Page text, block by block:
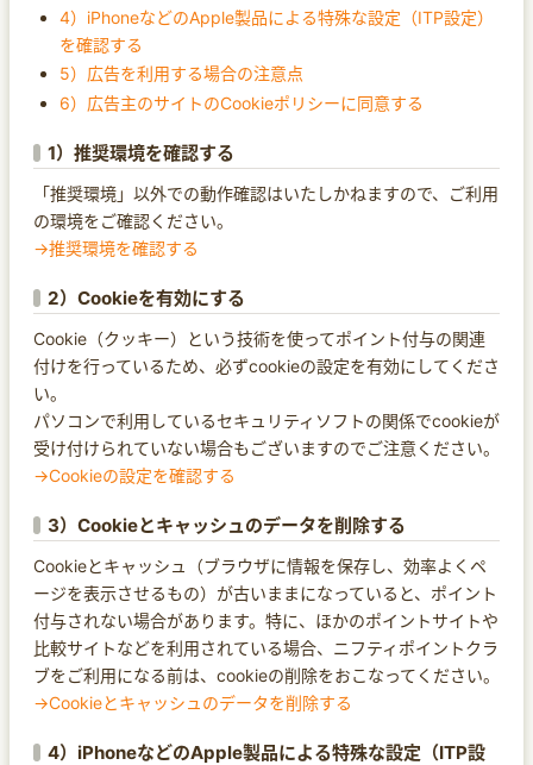
4）iPhoneなどのApple製品による特殊な設定（ITP設定）
を確認する
5）広告を利用する場合の注意点
6）広告主のサイトのCookieポリシーに同意する
1）推奨環境を確認する
「推奨環境」以外での動作確認はいたしかねますので、ご利用
の環境をご確認ください。
→推奨環境を確認する
2）Cookieを有効にする
Cookie（クッキー）という技術を使ってポイント付与の関連
付けを行っているため、必ずcookieの設定を有効にしてくださ
い。
パソコンで利用しているセキュリティソフトの関係でcookieが
受け付けられていない場合もございますのでご注意ください。
→Cookieの設定を確認する
3）Cookieとキャッシュのデータを削除する
Cookieとキャッシュ（ブラウザに情報を保存し、効率よくペ
ージを表示させるもの）が古いままになっていると、ポイント
付与されない場合があります。特に、ほかのポイントサイトや
比較サイトなどを利用されている場合、ニフティポイントクラ
ブをご利用になる前は、cookieの削除をおこなってください。
→Cookieとキャッシュのデータを削除する
4）iPhoneなどのApple製品による特殊な設定（ITP設